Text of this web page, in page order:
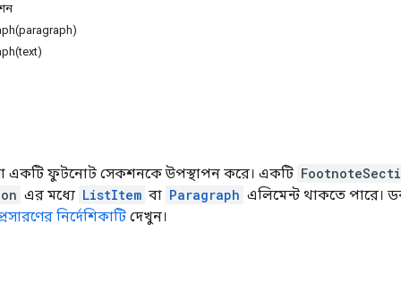
একটি ফুটনোট সেকশনকে উপস্থাপন করে। একটি
এর মধ্যে ListItem বা Paragraph এলিমেন্ট থাকতে পারে।
নির্দেশিকাটি দেখুন।